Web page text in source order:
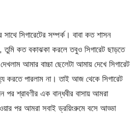
সিগারেটের সম্পর্ক। বাবা কত শাসন
কত বকাঝকা করলে তবুও সিগারেট ছাড়তে
আমার বাচ্চা ছেলেটা আমায় দেখে সিগারেট
করতে পারলাম না। তাই আজ থেকে সিগারেট
পর শ্রাবণীর এক বান্ধবীর বাসায় আমরা
পর আমরা সবাই ড্রয়িংরুমে বসে আড্ডা